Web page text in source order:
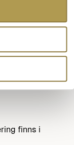
om de
handlingar
finns i